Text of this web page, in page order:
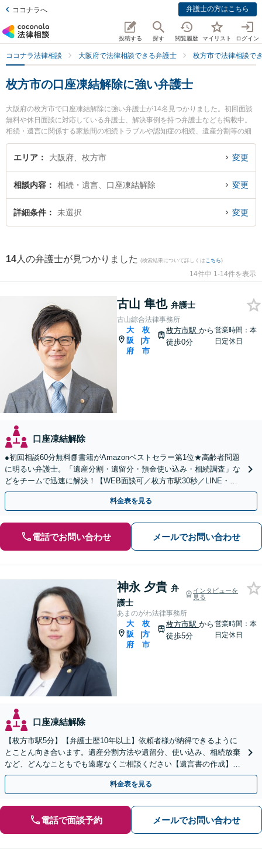
ココナラへ 弁護士の方はこちら
投稿する 探す 閲覧履歴 マイリスト ログイン
ココナラ法律相談 大阪府で法律相談できる弁護士 枚方市で法律相談で
枚方市の口座凍結解除に強い弁護士
大阪府の枚方市で口座凍結解除に強い弁護士が14名見つかりました。初回面談
無料や休日面談に対応している弁護士、解決事例を持つ弁護士なども掲載中。
相続・遺言に関係する家族間の相続トラブルや認知症の相続、遺産分割等の細
かな分野での絞り込み検索もでき便利です。特に古山綜合法律事務所の古山 隼
也弁護士やあまのがわ法律事務所の神永 夕貴弁護士、弁護士法人ひこぼし法律
ぐに弁護士に相談したい』『口座凍結解除のトラブル解決の実績豊富な近くの
弁護士を検索したい』『初回相談無料で口座凍結解除を法律相談できる枚方市
内の弁護士に相談予約したい』などでお困りの相談者さんにおすすめです。
エリア 大阪府、枚方市 変更
相談内容 相続・遺言、口座凍結解除 変更
詳細条件 未選択 変更
14 人の弁護士が見つかりました (検索結果について詳しくは こちら)
14件中 1-14件を表示
古山 隼也 弁護士
古山綜合法律事務所
大
阪
府
|
枚
方
市
枚方市駅 から
徒歩0分
営業時間：本
日定休日
口座凍結解除
●初回相談60分無料📗書籍がAmazonベストセラー第1位★高齢者問題
に明るい弁護士。「遺産分割・遺留分・預金使い込み・相続調査」な
どをチームで迅速に解決！【WEB面談可／枚方市駅30秒／LINE・電
話・メールで予約OK】
料金表を見る
電話でお問い合わせ メールでお問い合わせ
神永 夕貴 弁
護士
インタビューを
見る
あまのがわ法律事務所
大
阪
府
|
枚
方
市
枚方市駅 から
徒歩5分
営業時間：本
日定休日
口座凍結解除
【枚方市駅5分】【弁護士歴10年以上】依頼者様が納得できるように
とことん向き合います。遺産分割方法や遺留分、使い込み、相続放棄
など、どんなこともでも遠慮なくご相談ください【遺言書の作成】自
宅や病院、介護施設へ出張可【Zoom面談可】
料金表を見る
電話で面談予約 メールでお問い合わせ